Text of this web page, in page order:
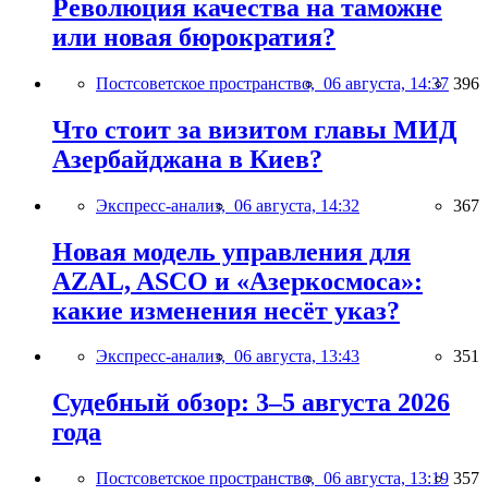
Революция качества на таможне
или новая бюрократия?
Постсоветское пространство, 06 августа, 14:37 396
Что стоит за визитом главы МИД
Азербайджана в Киев?
Экспресс-анализ, 06 августа, 14:32 367
Новая модель управления для
AZAL, ASCO и «Азеркосмоса»:
какие изменения несёт указ?
Экспресс-анализ, 06 августа, 13:43 351
Судебный обзор: 3–5 августа 2026
года
Постсоветское пространство, 06 августа, 13:19 357